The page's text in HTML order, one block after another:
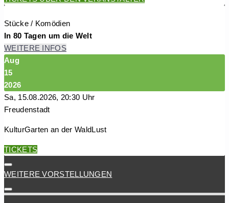
Stücke / Komödien
In 80 Tagen um die Welt
WEITERE INFOS
Aug
15
2026
Sa, 15.08.2026, 20:30 Uhr
Freudenstadt
KulturGarten an der WaldLust
TICKETS
WEITERE VORSTELLUNGEN